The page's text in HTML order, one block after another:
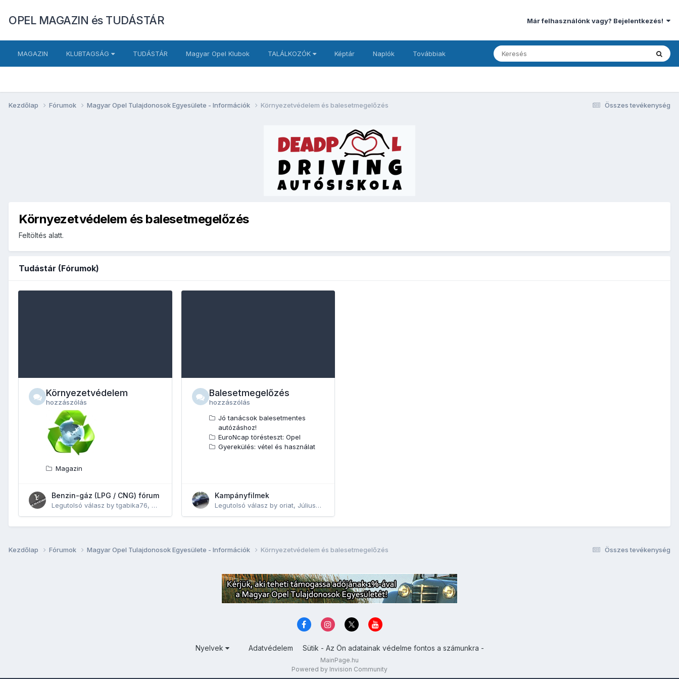
OPEL MAGAZIN és TUDÁSTÁR Már felhasználónk vagy? Bejelentkezés!
MAGAZIN KLUBTAGSÁG TUDÁSTÁR Magyar Opel Klubok TALÁLKOZÓK Képtár Naplók Továbbiak
Összes tevékenység
Kezdőlap Fórumok Magyar Opel Tulajdonosok Egyesülete - Információk Környezetvédelem és balesetmegelőzés
Környezetvédelem és balesetmegelőzés
Feltöltés alatt.
Tudástár (Fórumok)
Környezetvédelem
hozzászólás
Magazin
Benzin-gáz (LPG / CNG) fórum
Legutolsó válasz bytgabika76, Május5, 2019
Balesetmegelőzés
hozzászólás
Jó tanácsok balesetmentes
autózáshoz!
EuroNcap törésteszt: Opel
Gyerekülés: vétel és használat
Kampányfilmek
Legutolsó válasz by oriat, Július23, 2014
Összes tevékenység
Kezdőlap Fórumok Magyar Opel Tulajdonosok Egyesülete - Információk Környezetvédelem és balesetmegelőzés
Nyelvek Adatvédelem Sütik - Az Ön adatainak védelme fontos a számunkra -
MainPage.hu
Powered by Invision Community